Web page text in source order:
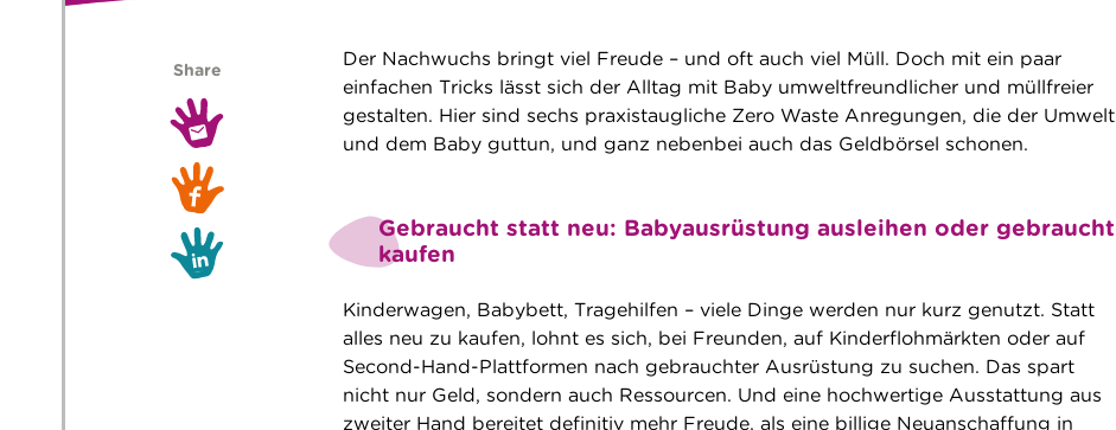
Der Nachwuchs bringt viel Freude – und oft auch viel Müll. Doch mit ein paar
einfachen Tricks lässt sich der Alltag mit Baby umweltfreundlicher und müllfreier
gestalten. Hier sind sechs praxistaugliche Zero Waste Anregungen, die der Umwelt
und dem Baby guttun, und ganz nebenbei auch das Geldbörsel schonen.
Gebraucht statt neu: Babyausrüstung ausleihen oder gebraucht
kaufen
Kinderwagen, Babybett, Tragehilfen – viele Dinge werden nur kurz genutzt. Statt
alles neu zu kaufen, lohnt es sich, bei Freunden, auf Kinderflohmärkten oder auf
Second-Hand-Plattformen nach gebrauchter Ausrüstung zu suchen. Das spart
nicht nur Geld, sondern auch Ressourcen. Und eine hochwertige Ausstattung aus
zweiter Hand bereitet definitiv mehr Freude, als eine billige Neuanschaffung in
Share